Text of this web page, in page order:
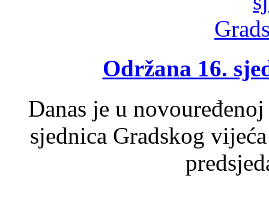
Održana 16.
Danas je u
sjednica Gradskog